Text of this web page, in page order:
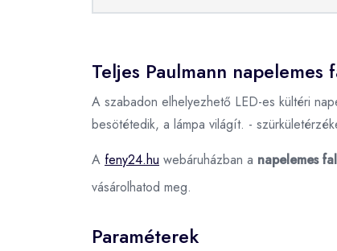
Teljes Paulmann
A szabadon elhelyezhető LED-es kültéri
besötétedik, a lámpa világít. -
A feny24.hu webáruházban a napelemes
vásárolhatod meg.
Paraméterek